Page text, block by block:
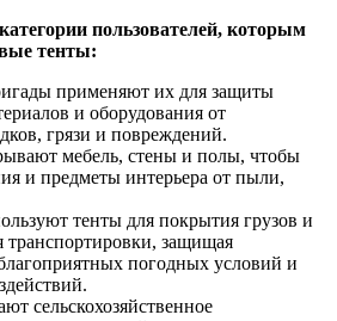
пользователей, которым
тенты:
применяют их для защиты
и оборудования от
грязи и повреждений.
мебель, стены и полы, чтобы
и предметы интерьера от пыли,
тенты для покрытия грузов и
транспортировки, защищая
погодных условий и
сельскохозяйственное